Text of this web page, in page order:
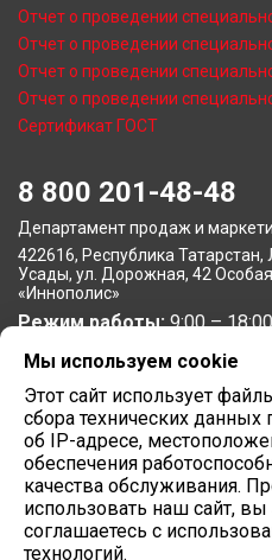
Отчет о проведении
Отчет о проведении
Отчет о проведении
Отчет о проведении
Сертификат ГОСТ
8 800 201-48-48
Департамент продаж и
422616, Республика
Усады, ул. Дорожная, 42
«Иннополис»
Режим работы:9:00 – 18:00
Московское представительство
105064, г. Москва, Нижний
«Арма»
Режим работы:9:00 – 18:00
Завод вычислительной техники
422624, Республика
Столбищенское, ул.Советская,
Мы используем cookie
Этот сайт использует
сбора технических данных
об IP-адресе,
обеспечения
качества обслуживания.
использовать наш сайт,
соглашаетесь с
технологий.